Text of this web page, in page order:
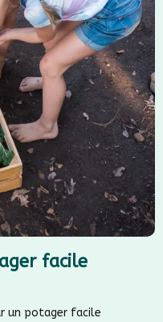
facile
un potager facile